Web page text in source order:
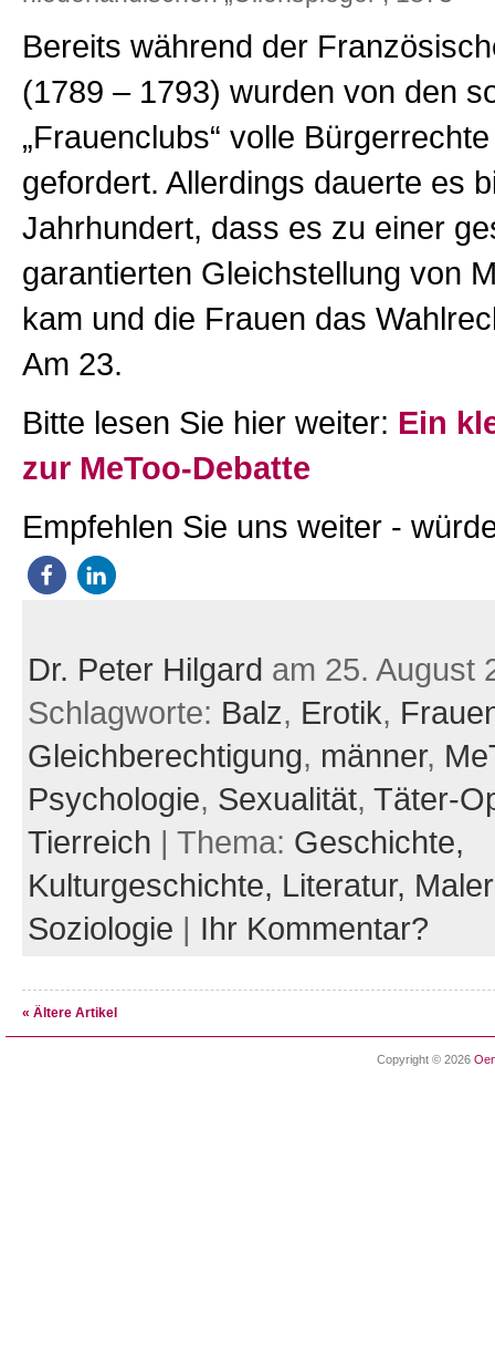
Bereits während der
(1789 – 1793) wurden von den
„Frauenclubs“ volle
gefordert. Allerdings dauerte es
Jahrhundert, dass es zu einer
garantierten Gleichstellung von
kam und die Frauen das
Am 23.
Bitte lesen Sie hier weiter: Ein
zur MeToo-Debatte
Empfehlen Sie uns weiter -
Dr. Peter Hilgard am 25. August
Schlagworte: Balz, Erotik,
Gleichberechtigung, männer,
Psychologie, Sexualität, Täter-
Tierreich | Thema: Geschichte,
Kulturgeschichte, Literatur,
Soziologie | Ihr Kommentar?
« Ältere Artikel
Copyright © 2026